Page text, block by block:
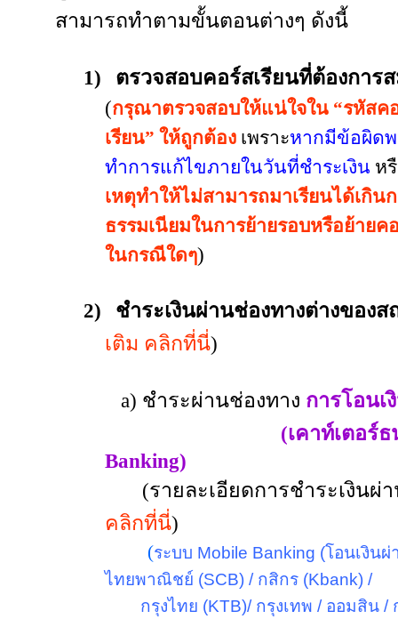
สามารถทำตามขั้นตอนต่างๆ ดังนี้
1)
ตรวจสอบคอร์สเรียนที่ต้องการ
(กรุณาตรวจสอบให้แน่ใจใน “รหัสค
เรียน”ให้ถูกต้อง เพราะหากมีข้อผิด
ทำการแก้ไขภายในวันที่ชำระเงิน ห
เหตุทำให้ไม่สามารถมาเรียนได้เกิน
ธรรมเนียมในการย้ายรอบหรือย้ายค
ในกรณีใดๆ)
2)
ชำระเงินผ่านช่องทางต่างของส
เติม คลิกที่นี่)
a) ชำระผ่านช่องทาง การโอนเ
(เคาท์เตอร์ธนาคาร
Banking)
(รายละเอียดการชำระเงินผ่า
คลิกที่นี่)
(ระบบ Mobile Banking (โอนเงิน
ไทยพาณิชย์ (SCB) / กสิกร (Kbank) /
กรุงไทย (KTB)/ กรุงเทพ / ออมสิน /